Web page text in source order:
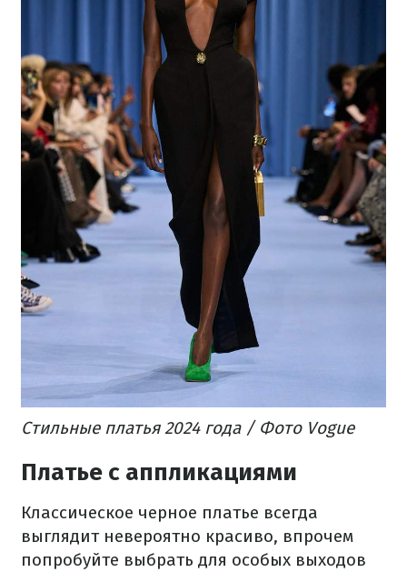
Стильные платья 2024 года / Фото Vogue
Платье с аппликациями
Классическое черное платье всегда
выглядит невероятно красиво, впрочем
попробуйте выбрать для особых выходов